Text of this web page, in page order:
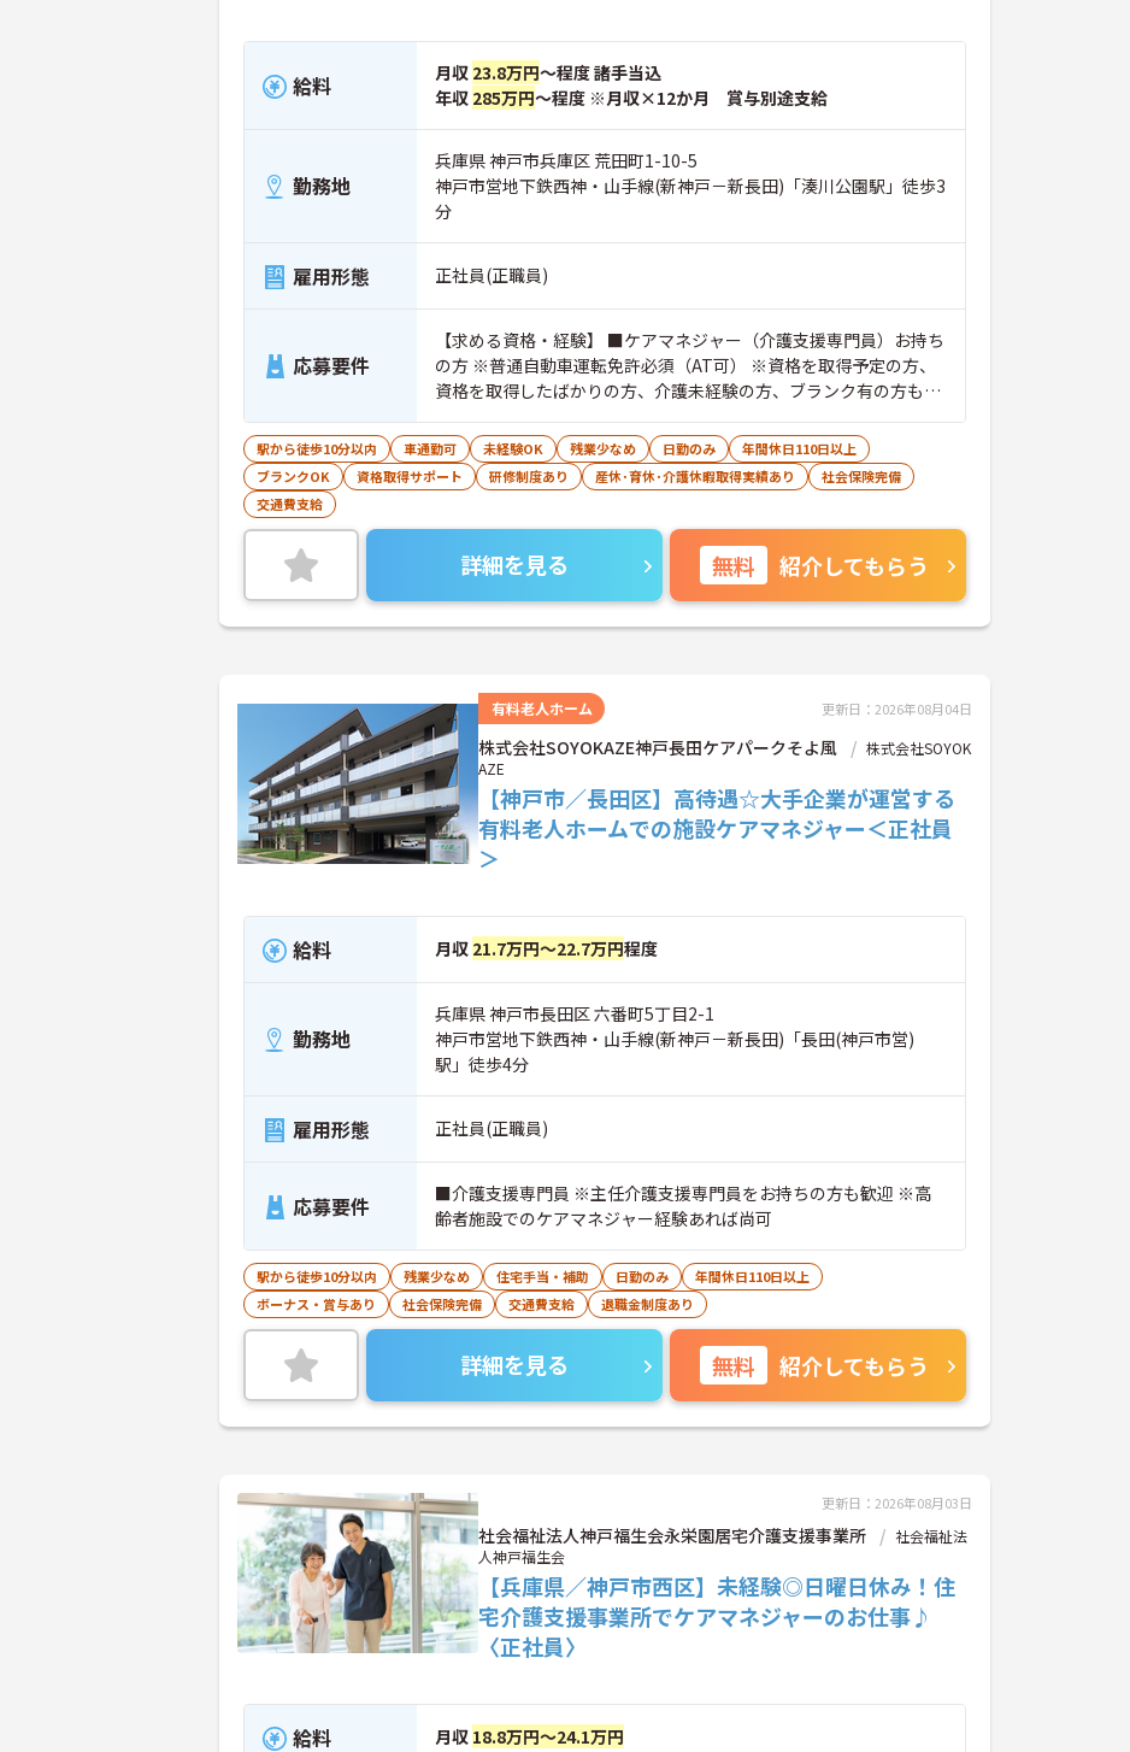
給料 月収 23.8万円～程度 諸手当込
年収 285万円～程度 ※月収×12か月 賞与別途支給
勤務地
兵庫県 神戸市兵庫区 荒田町1-10-5
神戸市営地下鉄西神・山手線(新神戸－新長田)「湊川公園駅」徒歩3
分
雇用形態 正社員(正職員)
応募要件
【求める資格・経験】 ■ケアマネジャー（介護支援専門員）お持ち
の方 ※普通自動車運転免許必須（AT可） ※資格を取得予定の方、
資格を取得したばかりの方、介護未経験の方、ブランク有の方も大
歓迎です！
駅から徒歩10分以内 車通勤可 未経験OK 残業少なめ 日勤のみ
年間休日110日以上
ブランクOK
資格取得サポート 研修制度あり 産休･育休･介護休暇取得実績あり
社会保険完備
交通費支給
詳細を見る 無料 紹介してもらう
有料老人ホーム 更新日：2026年08月04日
株式会社SOYOKAZE神戸長田ケアパークそよ風
株式会社SOYOK
AZE
【神戸市／長田区】高待遇☆大手企業が運営する
有料老人ホームでの施設ケアマネジャー＜正社員
＞
給料 月収 21.7万円～22.7万円程度
勤務地
兵庫県 神戸市長田区 六番町5丁目2-1
神戸市営地下鉄西神・山手線(新神戸－新長田)「長田(神戸市営)
駅」徒歩4分
雇用形態 正社員(正職員)
応募要件
■介護支援専門員 ※主任介護支援専門員をお持ちの方も歓迎 ※高
齢者施設でのケアマネジャー経験あれば尚可
駅から徒歩10分以内 残業少なめ 住宅手当・補助 日勤のみ
年間休日110日以上
ボーナス・賞与あり
社会保険完備 交通費支給 退職金制度あり
詳細を見る 無料 紹介してもらう
更新日：2026年08月03日
社会福祉法人神戸福生会永栄園居宅介護支援事業所
社会福祉法
人神戸福生会
【兵庫県／神戸市西区】未経験◎日曜日休み！住
宅介護支援事業所でケアマネジャーのお仕事♪
〈正社員〉
給料 月収 18.8万円～24.1万円